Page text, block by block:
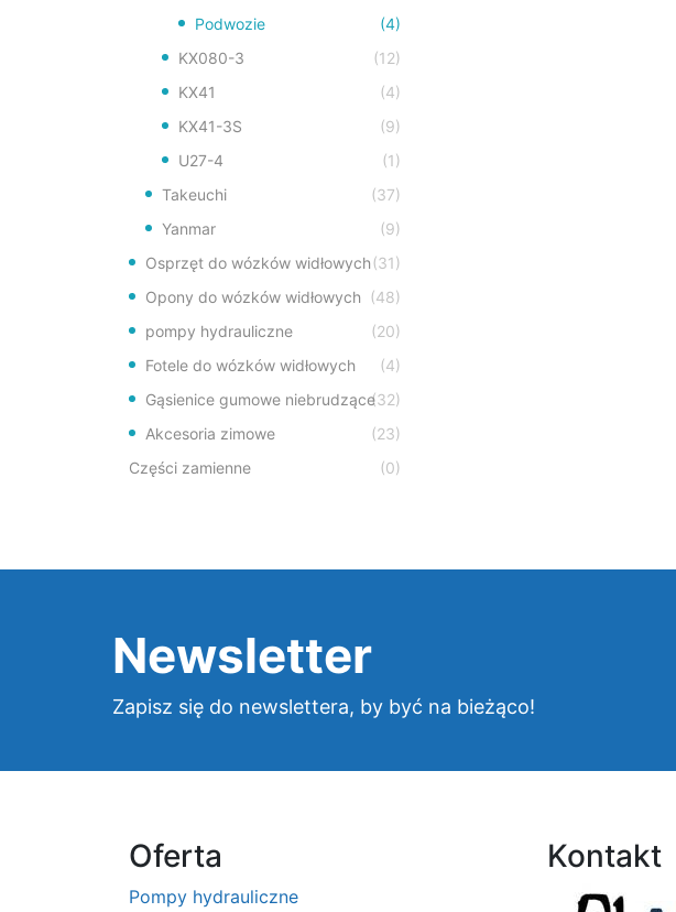
Podwozie
(4)
KX080-3
(12)
KX41
(4)
KX41-3S
(9)
U27-4
(1)
Takeuchi
(37)
Yanmar
(9)
Osprzęt do wózków widłowych(31)
Opony do wózków widłowych (48)
pompy hydrauliczne
(20)
Fotele do wózków widłowych
(4)
Gąsienice gumowe niebrudzące(32)
Akcesoria zimowe
(23)
Części zamienne
(0)
Newsletter
Zapisz się do newslettera, by być na bieżąco!
Oferta
Pompy hydrauliczne
Kontakt